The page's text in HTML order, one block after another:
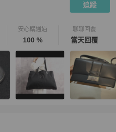
追蹤
安心購通過
100 %
聊聊回覆
當天回覆